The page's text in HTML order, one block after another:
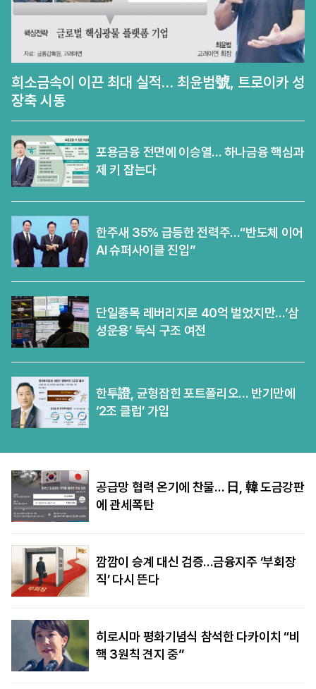
희소금속이 이끈 최대 실적… 최윤범號, 트로이카 성
장축 시동
포용금융 전면에 이승열… 하나금융 핵심과
제 키 잡는다
한주새 35% 급등한 전력주…“반도체 이어
AI 슈퍼사이클 진입”
단일종목 레버리지로 40억 벌었지만…‘삼
성운용’ 독식 구조 여전
한투證, 균형잡힌 포트폴리오… 반기만에
‘2조 클럽’ 가입
공급망 협력 온기에 찬물… 日, 韓 도금강판
에 관세폭탄
깜깜이 승계 대신 검증…금융지주 ‘부회장
직’ 다시 뜬다
히로시마 평화기념식 참석한 다카이치 “비
핵 3원칙 견지 중”